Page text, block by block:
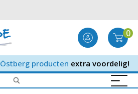
0
Östberg producten extra voordelig!